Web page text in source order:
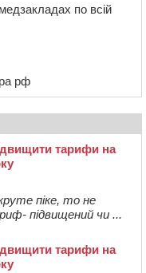
по всій
рф
тарифи на
піке, то не
підвищений чи ...
тарифи на